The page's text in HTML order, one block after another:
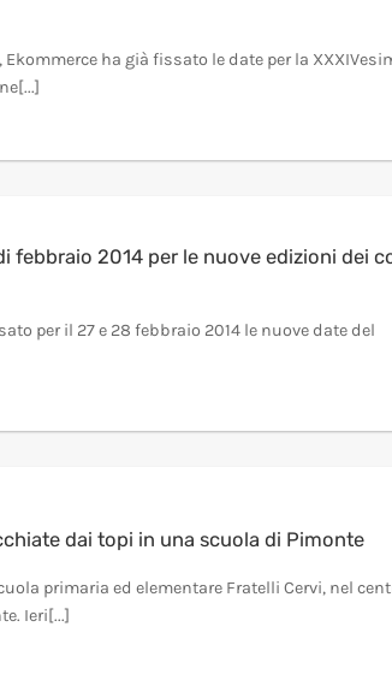
ha già fissato le date per la
febbraio 2014 per le nuove edizioni dei
per il 27 e 28 febbraio 2014 le nuove date del
dai topi in una scuola di Pimonte
primaria ed elementare Fratelli Cervi, nel
Ieri[...]